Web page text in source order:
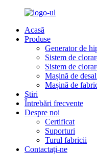
Acasă
Produse
Generator de
Sistem de
Sistem de
Mașină de
Mașină de
Ştiri
Întrebări frecvente
Despre noi
Certificat
Suporturi
Turul fabricii
Contactaţi-ne